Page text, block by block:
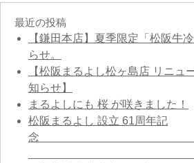
最近の投稿
【鎌田本店】夏季限定「松阪牛
らせ。
【松阪まるよし松ヶ島店 リニュ
知らせ】
まるよしにも 桜 が咲きました！
松阪まるよし 設立 61周年記